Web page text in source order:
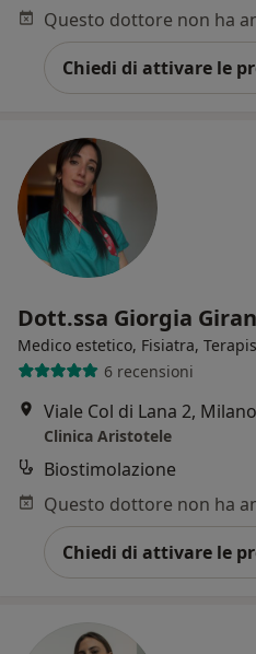
Chiedi di attivare le
Dott.ssa Giorgia
Medico estetico, Fisiatra,
6 recensioni
Viale Col di Lana 2, Milano
Clinica Aristotele
Biostimolazione
Chiedi di attivare le